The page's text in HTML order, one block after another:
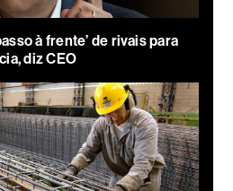
à frente’ de rivais para
diz CEO